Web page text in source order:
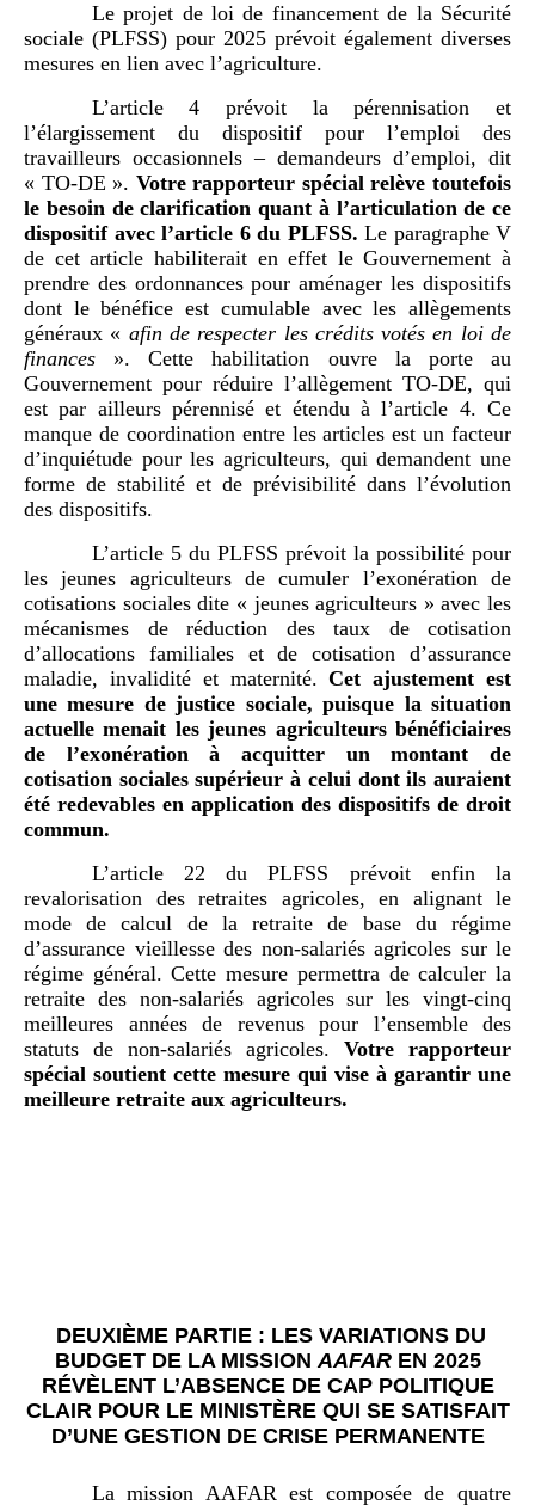
Le projet de loi de financement de la Sécurité
sociale (PLFSS) pour 2025 prévoit également diverses
mesures en lien avec l’agriculture.
L’article 4 prévoit la pérennisation et
l’élargissement du dispositif pour l’emploi des
travailleurs occasionnels – demandeurs d’emploi, dit
« TO‑DE ». Votre rapporteur spécial relève toutefois
le besoin de clarification quant à l’articulation de ce
dispositif avec l’article 6 du PLFSS. Le paragraphe V
de cet article habiliterait en effet le Gouvernement à
prendre des ordonnances pour aménager les dispositifs
dont le bénéfice est cumulable avec les allègements
généraux « afin de respecter les crédits votés en loi de
finances ». Cette habilitation ouvre la porte au
Gouvernement pour réduire l’allègement TO‑DE, qui
est par ailleurs pérennisé et étendu à l’article 4. Ce
manque de coordination entre les articles est un facteur
d’inquiétude pour les agriculteurs, qui demandent une
forme de stabilité et de prévisibilité dans l’évolution
des dispositifs.
L’article 5 du PLFSS prévoit la possibilité pour
les jeunes agriculteurs de cumuler l’exonération de
cotisations sociales dite « jeunes agriculteurs » avec les
mécanismes de réduction des taux de cotisation
d’allocations familiales et de cotisation d’assurance
maladie, invalidité et maternité.Cet ajustement est
une mesure de justice sociale, puisque la situation
actuelle menait les jeunes agriculteurs bénéficiaires
de l’exonération à acquitter un montant de
cotisation sociales supérieur à celui dont ils auraient
été redevables en application des dispositifs de droit
commun.
L’article 22 du PLFSS prévoit enfin la
revalorisation des retraites agricoles, en alignant le
mode de calcul de la retraite de base du régime
d’assurance vieillesse des non-salariés agricoles sur le
régime général. Cette mesure permettra de calculer la
retraite des non-salariés agricoles sur les vingt‑cinq
meilleures années de revenus pour l’ensemble des
statuts de non-salariés agricoles. Votre rapporteur
spécial soutient cette mesure qui vise à garantir une
meilleure retraite aux agriculteurs.
DEUXIÈME PARTIE : LES VARIATIONS DU
BUDGET DE LA MISSIONAAFAREN 2025
RÉVÈLENT L’ABSENCE DE CAP POLITIQUE
CLAIR POUR LE MINISTÈRE QUI SE SATISFAIT
D’UNE GESTION DE CRISE PERMANENTE
La mission AAFAR est composée de quatre